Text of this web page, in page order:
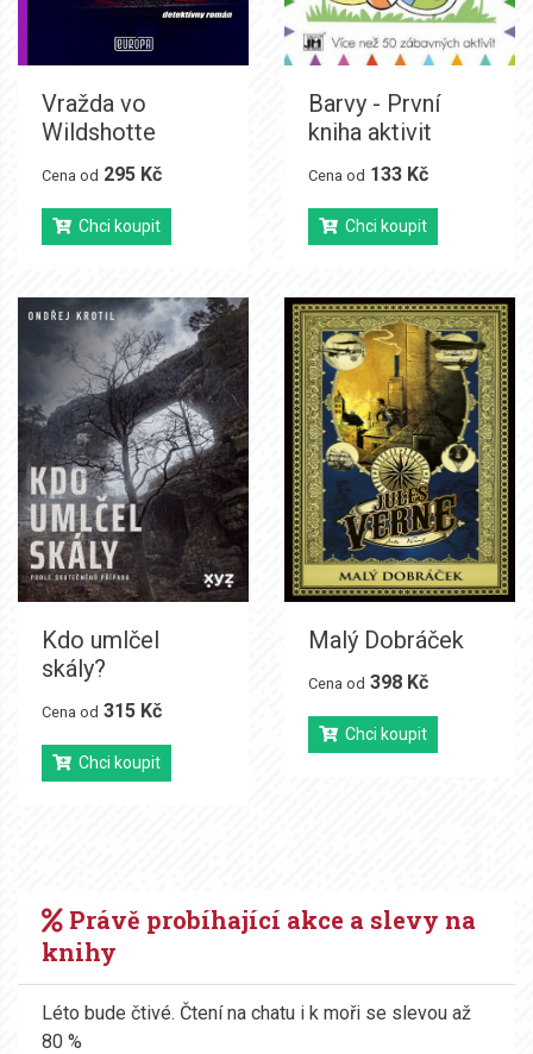
Vražda vo
Wildshotte
Cena od 295 Kč
Chci koupit
Barvy - První
kniha aktivit
Cena od 133 Kč
Chci koupit
Kdo umlčel
skály?
Cena od 315 Kč
Chci koupit
Malý Dobráček
Cena od 398 Kč
Chci koupit
Právě probíhající akce a slevy na
knihy
Léto bude čtivé. Čtení na chatu i k moři se slevou až
80 %